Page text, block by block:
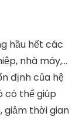
hầu hết các
nhà máy,…
định của hệ
có thể giúp
giảm thời gian